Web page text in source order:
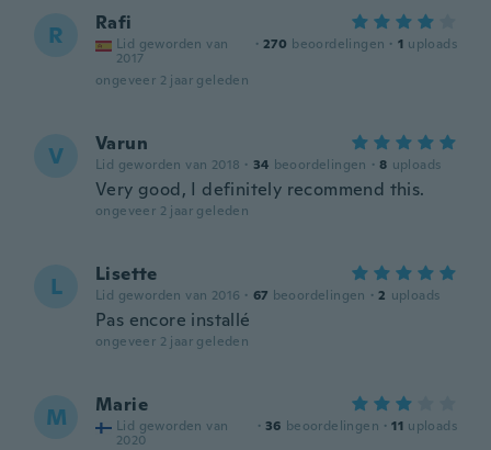
R Rafi
Lid geworden van
2017
· 270 beoordelingen · 1 uploads
ongeveer 2 jaar geleden
V Varun
Lid geworden van 2018 · 34 beoordelingen · 8 uploads
Very good, I definitely recommend this.
ongeveer 2 jaar geleden
L Lisette
Lid geworden van 2016 · 67 beoordelingen · 2 uploads
Pas encore installé
ongeveer 2 jaar geleden
M Marie
Lid geworden van
2020
· 36 beoordelingen · 11 uploads